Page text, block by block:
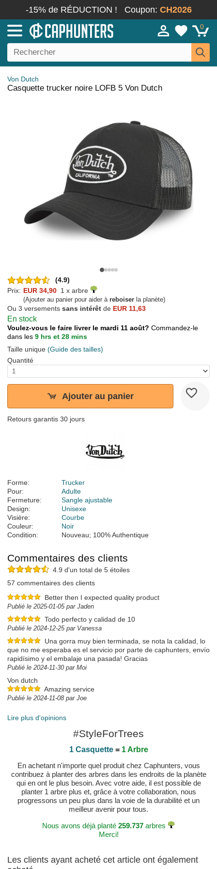
-15% de RÉDUCTION ! Coupon: CH2026
0
Von Dutch
Casquette trucker noire LOFB 5 Von Dutch
(4.9)
Prix: EUR 34,90 1 x arbre
(Ajouter au panier pour aider à reboiser la planète)
Ou 3 versements sans intérêt de EUR 11,63
En stock
Voulez-vous le faire livrer le mardi 11 août? Commandez-le
dans les 9 hrs et 28 mins
Taille unique (Guide des tailles)
Quantité
Ajouter au panier
Retours garantis 30 jours
Forme:
Trucker
Pour:
Adulte
Fermeture:
Sangle ajustable
Design:
Unisexe
Visière:
Courbe
Couleur:
Noir
Condition:
Nouveau; 100% Authentique
Commentaires des clients
4.9 d'un total de 5 étoiles
57 commentaires des clients
Better then I expected quality product
Publié le 2025-01-05 par Jaden
Todo perfecto y calidad de 10
Publié le 2024-12-25 par Vanessa
Una gorra muy bien terminada, se nota la calidad, lo
que no me esperaba es el servicio por parte de caphunters, envío
rapidísimo y el embalaje una pasada! Gracias
Publié le 2024-11-30 par Moi
Von dutch
Amazing service
Publié le 2024-11-08 par Joe
Lire plus d'opinions
#StyleForTrees
1 Casquette= 1 Arbre
En achetant n'importe quel produit chez Caphunters, vous
contribuez à planter des arbres dans les endroits de la planète
qui en ont le plus besoin. Avec votre aide, il est possible de
planter 1 arbre plus et, grâce à votre collaboration, nous
progressons un peu plus dans la voie de la durabilité et un
meilleur avenir pour tous.
Nous avons déjà planté 259.737 arbres
Merci!
Les clients ayant acheté cet article ont également